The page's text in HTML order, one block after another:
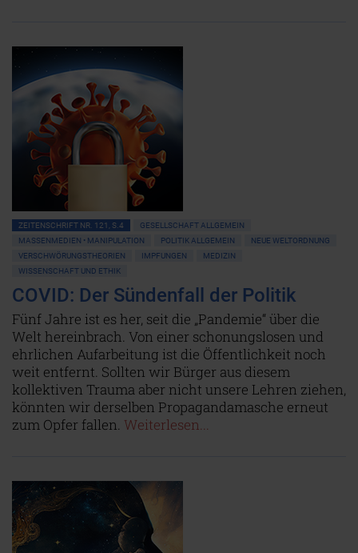
ZEITENSCHRIFT NR. 121, S.4
GESELLSCHAFT ALLGEMEIN
MASSENMEDIEN • MANIPULATION
POLITIK ALLGEMEIN
NEUE WELTORDNUNG
VERSCHWÖRUNGSTHEORIEN
IMPFUNGEN
MEDIZIN
WISSENSCHAFT UND ETHIK
COVID: Der Sündenfall der Politik
Fünf Jahre ist es her, seit die „Pandemie“ über die
Welt hereinbrach. Von einer schonungslosen und
ehrlichen Aufarbeitung ist die Öffentlichkeit noch
weit entfernt. Sollten wir Bürger aus diesem
kollektiven Trauma aber nicht unsere Lehren ziehen,
könnten wir derselben Propagandamasche erneut
zum Opfer fallen. Weiterlesen...